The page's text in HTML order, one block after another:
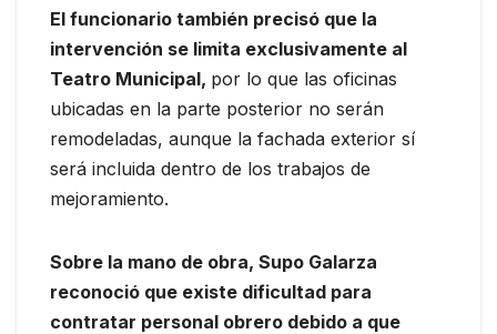
El funcionario también precisó que la
intervención se limita exclusivamente al
Teatro Municipal, por lo que las oficinas
ubicadas en la parte posterior no serán
remodeladas, aunque la fachada exterior sí
será incluida dentro de los trabajos de
mejoramiento.
Sobre la mano de obra, Supo Galarza
reconoció que existe dificultad para
contratar personal obrero debido a que